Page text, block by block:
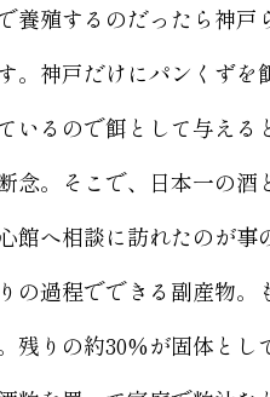
養殖するのだったら神
。神戸だけにパンくず
いるので餌として与え
念。そこで、日本一の
へ相談に訪れたのが事
の過程でできる副産物
残りの約30%が固体と